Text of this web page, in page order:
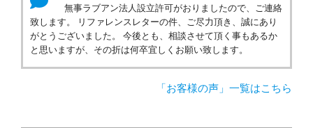
無事ラブアン法人設立許可がおりましたので、ご連絡
致します。 リファレンスレターの件、ご尽力頂き、誠にあり
がとうございました。 今後とも、相談させて頂く事もあるか
と思いますが、その折は何卒宜しくお願い致します。
「お客様の声」一覧はこちら